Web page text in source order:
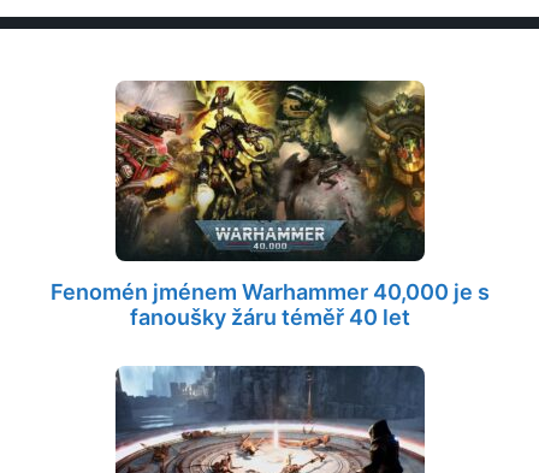
Fenomén jménem Warhammer 40,000 je s
fanoušky žáru téměř 40 let